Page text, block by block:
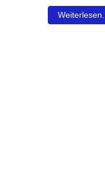
Weiterlesen...